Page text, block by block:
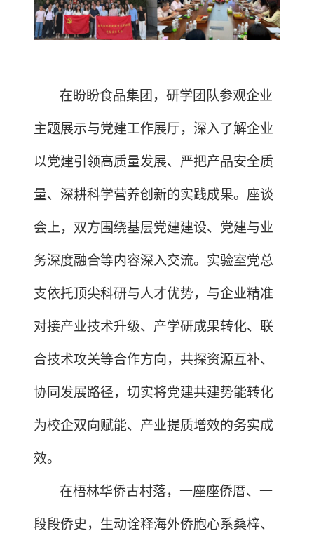
在盼盼食品集团，研学团队参观企业
主题展示与党建工作展厅，深入了解企业
以党建引领高质量发展、严把产品安全质
量、深耕科学营养创新的实践成果。座谈
会上，双方围绕基层党建建设、党建与业
务深度融合等内容深入交流。实验室党总
支依托顶尖科研与人才优势，与企业精准
对接产业技术升级、产学研成果转化、联
合技术攻关等合作方向，共探资源互补、
协同发展路径，切实将党建共建势能转化
为校企双向赋能、产业提质增效的务实成
效。
在梧林华侨古村落，一座座侨厝、一
段段侨史，生动诠释海外侨胞心系桑梓、